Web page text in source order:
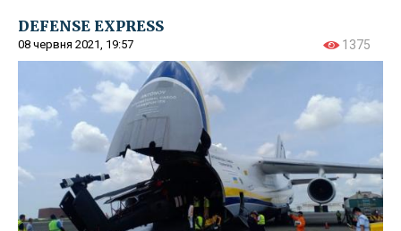
DEFENSE EXPRESS
08 червня 2021, 19:57 1375